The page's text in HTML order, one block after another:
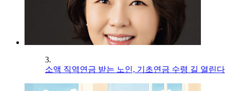
3.
소액 직역연금 받는 노인, 기초연금 수령 길 열린다